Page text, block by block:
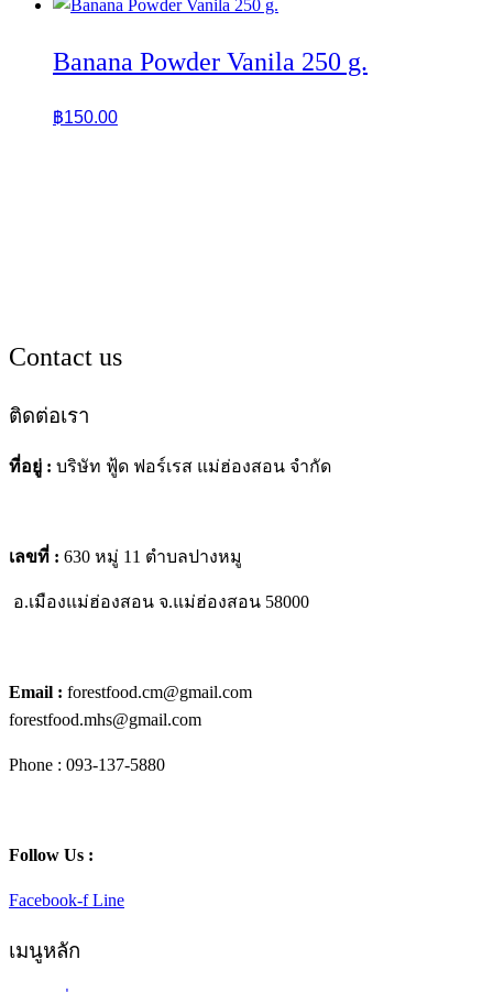
Banana Powder Vanila 250 g.
฿150.00
Contact us
ติดต่อเรา
ที่อยู่ : บริษัท ฟู้ด ฟอร์เรส แม่ฮ่องสอน จำกัด
เลขที่ : 630 หมู่ 11 ตำบลปางหมู
อ.เมืองแม่ฮ่องสอน จ.แม่ฮ่องสอน 58000
Email : forestfood.cm@gmail.com
forestfood.mhs@gmail.com
Phone : 093-137-5880
Follow Us :
Facebook-f Line
เมนูหลัก